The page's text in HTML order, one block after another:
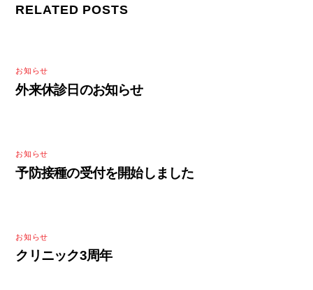
RELATED POSTS
お知らせ
外来休診日のお知らせ
お知らせ
予防接種の受付を開始しました
お知らせ
クリニック3周年